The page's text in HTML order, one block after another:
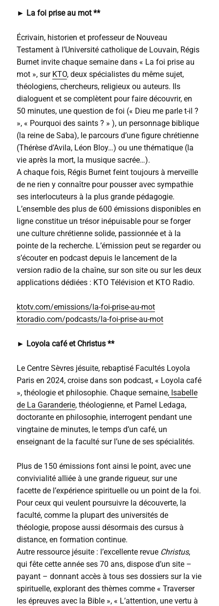
► La foi prise au mot **
Écrivain, historien et professeur de Nouveau
Testament à l’Université catholique de Louvain, Régis
Burnet invite chaque semaine dans « La foi prise au
mot », sur KTO, deux spécialistes du même sujet,
théologiens, chercheurs, religieux ou auteurs. Ils
dialoguent et se complètent pour faire découvrir, en
50 minutes, une question de foi (« Dieu me parle t-il ?
», « Pourquoi des saints ? » ), un personnage biblique
(la reine de Saba), le parcours d’une figure chrétienne
(Thérèse d’Avila, Léon Bloy…) ou une thématique (la
vie après la mort, la musique sacrée…).
A chaque fois, Régis Burnet feint toujours à merveille
de ne rien y connaître pour pousser avec sympathie
ses interlocuteurs à la plus grande pédagogie.
L’ensemble des plus de 600 émissions disponibles en
ligne constitue un trésor inépuisable pour se forger
une culture chrétienne solide, passionnée et à la
pointe de la recherche. L’émission peut se regarder ou
s’écouter en podcast depuis le lancement de la
version radio de la chaîne, sur son site ou sur les deux
applications dédiées : KTO Télévision et KTO Radio.
ktotv.com/emissions/la-foi-prise-au-mot
ktoradio.com/podcasts/la-foi-prise-au-mot
► Loyola café et Christus **
Le Centre Sèvres jésuite, rebaptisé Facultés Loyola
Paris en 2024, croise dans son podcast, « Loyola café
», théologie et philosophie. Chaque semaine,Isabelle
de La Garanderie, théologienne, et Parnel Ledaga,
doctorante en philosophie, interrogent pendant une
vingtaine de minutes, le temps d’un café, un
enseignant de la faculté sur l’une de ses spécialités.
Plus de 150 émissions font ainsi le point, avec une
convivialité alliée à une grande rigueur, sur une
facette de l’expérience spirituelle ou un point de la foi.
Pour ceux qui veulent poursuivre la découverte, la
faculté, comme la plupart des universités de
théologie, propose aussi désormais des cursus à
distance, en formation continue.
Autre ressource jésuite : l’excellente revue Christus,
qui fête cette année ses 70 ans, dispose d’un site –
payant – donnant accès à tous ses dossiers sur la vie
spirituelle, explorant des thèmes comme « Traverser
les épreuves avec la Bible », « L’attention, une vertu à